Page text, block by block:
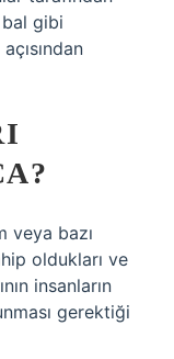
gibi
veya bazı
oldukları ve
insanların
gerektiği